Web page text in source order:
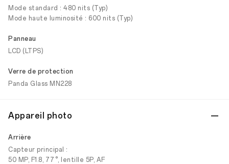
Mode standard : 480 nits (Typ)
Mode haute luminosité : 600 nits (Typ)
Panneau
LCD (LTPS)
Verre de protection
Panda Glass MN228
Appareil photo
Arrière
Capteur principal :
50 MP, F1.8, 77°, lentille 5P, AF